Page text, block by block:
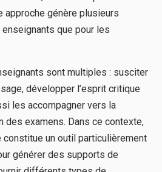
approche génère plusieurs
que pour les
sont multiples : susciter
développer l’esprit critique
les accompagner vers la
des examens. Dans ce contexte,
un outil particulièrement
générer des supports de